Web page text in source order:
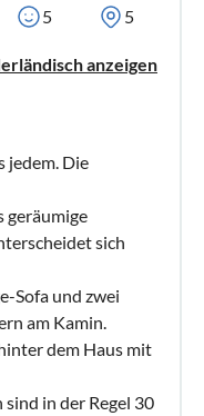
5 5
anzeigen
jedem. Die
geräumige
sich
Sofa und zwei
am Kamin.
dem Haus mit
in der Regel 30